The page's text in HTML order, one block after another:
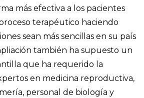
más efectiva a los pacientes
terapéutico haciendo
sean más sencillas en su país
también ha supuesto un
que ha requerido la
en medicina reproductiva,
personal de biología y